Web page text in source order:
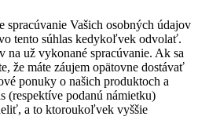
spracúvanie Vašich osobných údajov
tento súhlas kedykoľvek odvolať.
na už vykonané spracúvanie. Ak sa
že máte záujem opätovne dostávať
ponuky o našich produktoch a
(respektíve podanú námietku)
a to ktoroukoľvek vyššie